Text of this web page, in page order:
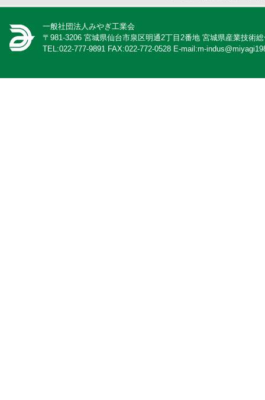
一般社団法人みやぎ工業会
〒981-3206 宮城県仙台市泉区明通2丁目2番地 宮城県産業技術
TEL:022-777-9891 FAX:022-772-0528 E-mail:m-